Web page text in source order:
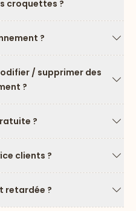
croquettes ?
?
/ supprimer des
?
?
clients ?
retardée ?